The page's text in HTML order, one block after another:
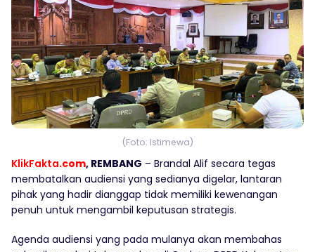
(Foto: Istimewa)
KlikFakta.com, REMBANG – Brandal Alif secara tegas
membatalkan audiensi yang sedianya digelar, lantaran
pihak yang hadir dianggap tidak memiliki kewenangan
penuh untuk mengambil keputusan strategis.
Agenda audiensi yang pada mulanya akan membahas